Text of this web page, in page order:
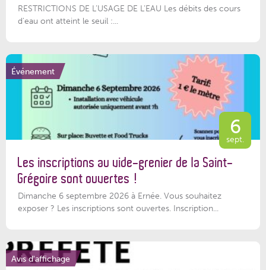
RESTRICTIONS DE L’USAGE DE L’EAU Les débits des cours
d'eau ont atteint le seuil :...
Événement
6
sept.
Les inscriptions au vide-grenier de la Saint-
Grégoire sont ouvertes !
Dimanche 6 septembre 2026 à Ernée. Vous souhaitez
exposer ? Les inscriptions sont ouvertes. Inscription...
Avis d'affichage